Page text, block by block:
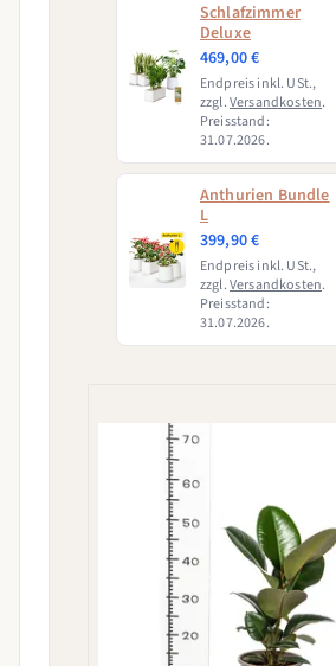
Schlafzimmer
Deluxe
469,00 €
Endpreis inkl. USt.,
zzgl.Versandkosten.
Preisstand:
31.07.2026.
Anthurien Bundle
L
399,90 €
Endpreis inkl. USt.,
zzgl.Versandkosten.
Preisstand:
31.07.2026.